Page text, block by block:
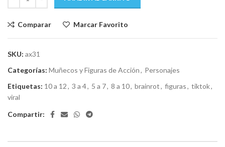
Comparar Marcar Favorito
SKU: ax31
Categorías: Muñecos y Figuras de Acción, Personajes
Etiquetas: 10 a 12, 3 a 4, 5 a 7, 8 a 10, brainrot, figuras, tiktok,
viral
Compartir: